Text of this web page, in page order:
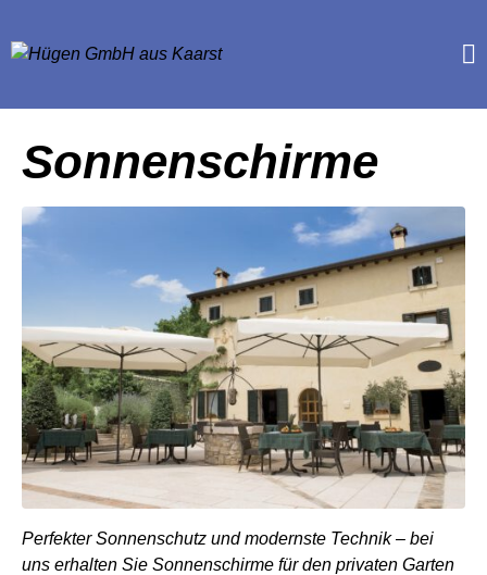
Sonnenschirme
Perfekter Sonnenschutz und modernste Technik – bei
uns erhalten Sie Sonnenschirme für den privaten Garten